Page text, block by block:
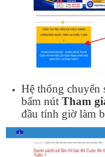
Hệ thống chuyển
bấm nút Tham
đầu tính giờ làm